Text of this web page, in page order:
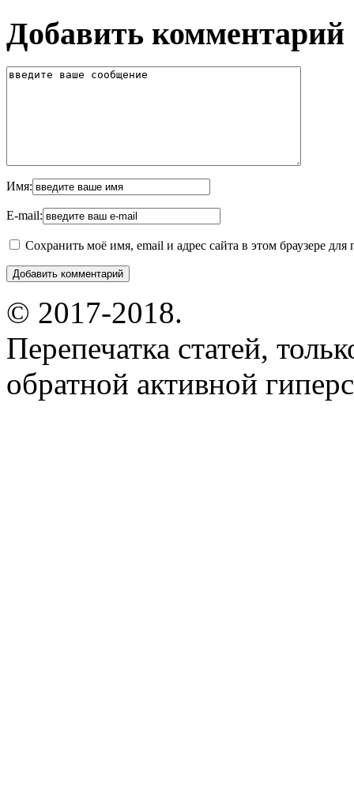
Добавить комментарий
Имя:
E-mail:
Сохранить моё имя, email и адрес сайта в этом браузере
© 2017-2018.
Перепечатка статей,
обратной активной